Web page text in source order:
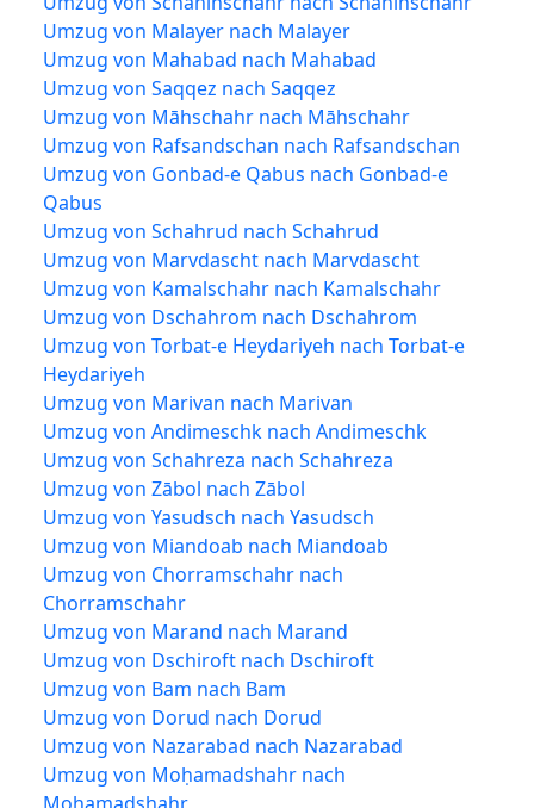
Umzug von Malayer nach Malayer
Umzug von Mahabad nach Mahabad
Umzug von Saqqez nach Saqqez
Umzug von Māhschahr nach Māhschahr
Umzug von Rafsandschan nach Rafsandschan
Umzug von Gonbad-e Qabus nach Gonbad-e
Qabus
Umzug von Schahrud nach Schahrud
Umzug von Marvdascht nach Marvdascht
Umzug von Kamalschahr nach Kamalschahr
Umzug von Dschahrom nach Dschahrom
Umzug von Torbat-e Heydariyeh nach Torbat-e
Heydariyeh
Umzug von Marivan nach Marivan
Umzug von Andimeschk nach Andimeschk
Umzug von Schahreza nach Schahreza
Umzug von Zābol nach Zābol
Umzug von Yasudsch nach Yasudsch
Umzug von Miandoab nach Miandoab
Umzug von Chorramschahr nach
Chorramschahr
Umzug von Marand nach Marand
Umzug von Dschiroft nach Dschiroft
Umzug von Bam nach Bam
Umzug von Dorud nach Dorud
Umzug von Nazarabad nach Nazarabad
Umzug von Moḥamadshahr nach